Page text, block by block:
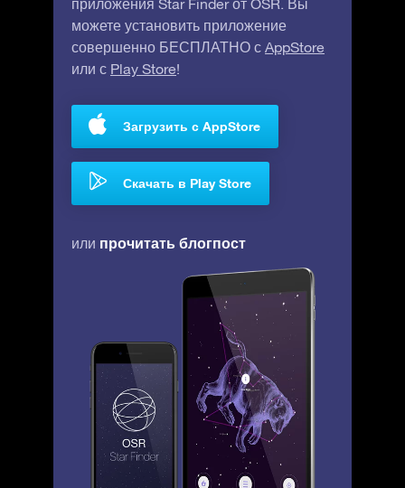
приложения Star Finder от OSR. Вы
можете установить приложение
совершенно БЕСПЛАТНО с AppStore
или с Play Store!
Загрузить с AppStore
Скачать в Play Store
или прочитать блогпост